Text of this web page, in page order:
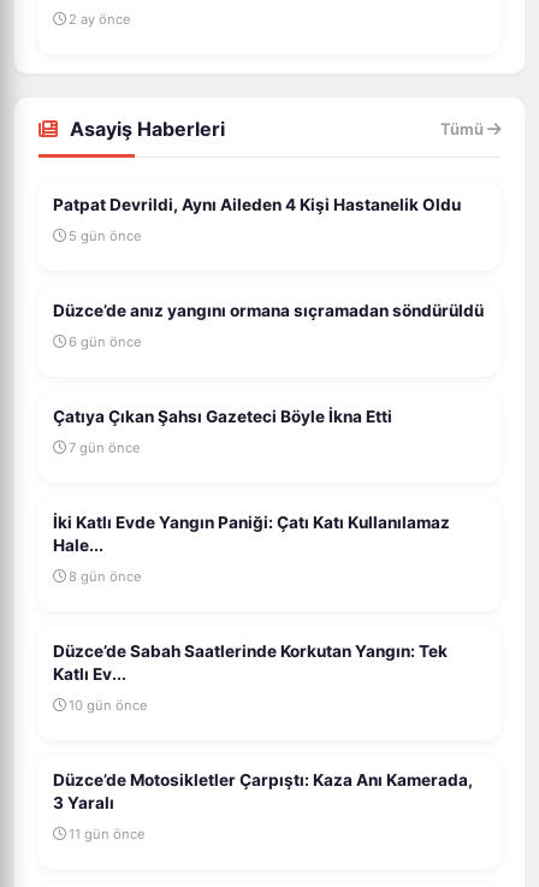
2 ay önce
Asayiş Haberleri Tümü
Patpat Devrildi, Aynı Aileden 4 Kişi Hastanelik Oldu
5 gün önce
Düzce’de anız yangını ormana sıçramadan söndürüldü
6 gün önce
Çatıya Çıkan Şahsı Gazeteci Böyle İkna Etti
7 gün önce
İki Katlı Evde Yangın Paniği: Çatı Katı Kullanılamaz
Hale...
8 gün önce
Düzce’de Sabah Saatlerinde Korkutan Yangın: Tek
Katlı Ev...
10 gün önce
Düzce’de Motosikletler Çarpıştı: Kaza Anı Kamerada,
3 Yaralı
11 gün önce